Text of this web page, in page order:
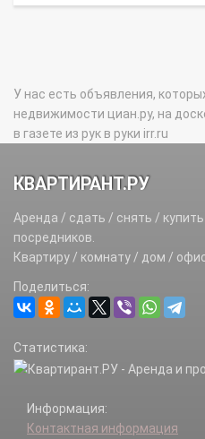
У нас есть объявления,
недвижимости циан.ру, на
в газете из рук в руки irr.ru
КВАРТИРАНТ.РУ
Аренда / сдать / снять /
посредников.
Квартиру / комнату / дом /
Поделиться:
Статистика:
Информация:
Контактная информация